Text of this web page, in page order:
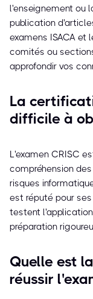
l'enseignement ou
publication
examens ISACA et
comités ou
approfondir vos
La
difficile à
L'examen CRISC
compréhension
risques
est réputé pour
testent
préparation
Quelle est
réussir